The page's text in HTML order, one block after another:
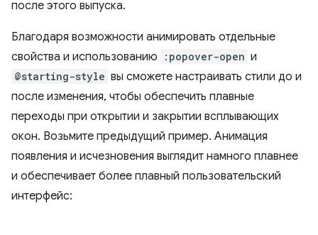
после этого выпуска.
Благодаря возможности анимировать отдельные
свойства и использованию
:popover-open и
@starting-style вы сможете настраивать стили до и
после изменения, чтобы обеспечить плавные
переходы при открытии и закрытии всплывающих
окон. Возьмите предыдущий пример. Анимация
появления и исчезновения выглядит намного плавнее
и обеспечивает более плавный пользовательский
интерфейс: